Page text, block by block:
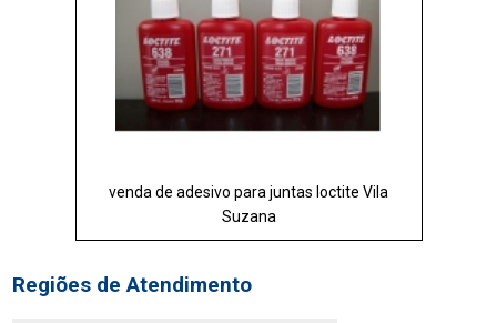
venda de adesivo para juntas loctite Vila
Suzana
Regiões de Atendimento